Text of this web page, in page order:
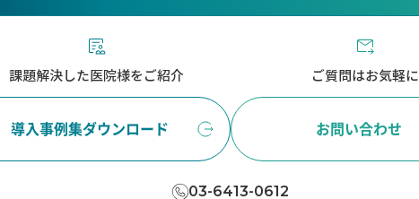
課題解決した医院様をご紹介
導入事例集ダウンロード
ご質問はお気軽に
お問い合わせ
03-6413-0612